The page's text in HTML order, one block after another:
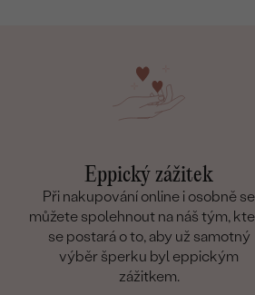
Eppický zážitek
Při nakupování online i osobně se
můžete spolehnout na náš tým,
se postará o to, aby už samotný
výběr šperku byl eppickým
zážitkem.